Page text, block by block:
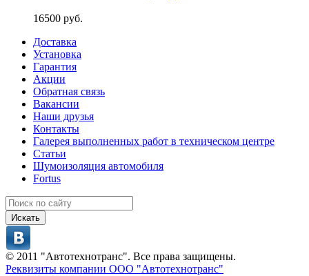
16500 руб.
Доставка
Установка
Гарантия
Акции
Обратная связь
Вакансии
Наши друзья
Контакты
Галерея выполненных работ в техническом центре
Статьи
Шумоизоляция автомобиля
Fortus
Искать
© 2011 "Автотехнотранс". Все права защищены.
Реквизиты компании ООО "Автотехнотранс"